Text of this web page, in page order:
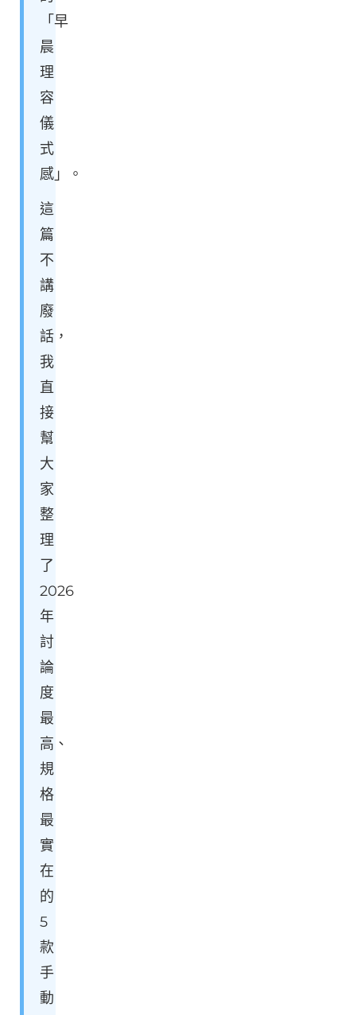
「早
晨
理
容
儀
式
感」。
這
篇
不
講
廢
話，
我
直
接
幫
大
家
整
理
了
2026
年
討
論
度
最
高、
規
格
最
實
在
的
5
款
手
動